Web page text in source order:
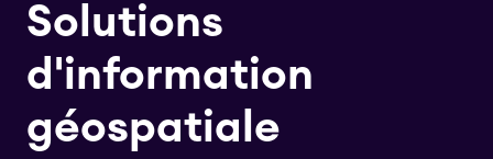
Solutions
d'information
géospatiale